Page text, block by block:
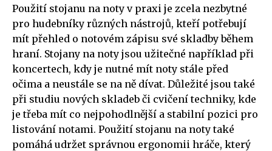
Použití stojanu na noty v praxi je zcela nezbytné
pro hudebníky různých nástrojů, kteří potřebují
mít přehled o notovém zápisu své skladby během
hraní. Stojany na noty jsou užitečné například při
koncertech, kdy je nutné mít noty stále před
očima a neustále se na ně dívat. Důležité jsou také
při studiu nových skladeb či cvičení techniky, kde
je třeba mít co nejpohodlnější a stabilní pozici pro
listování notami. Použití stojanu na noty také
pomáhá udržet správnou ergonomii hráče, který